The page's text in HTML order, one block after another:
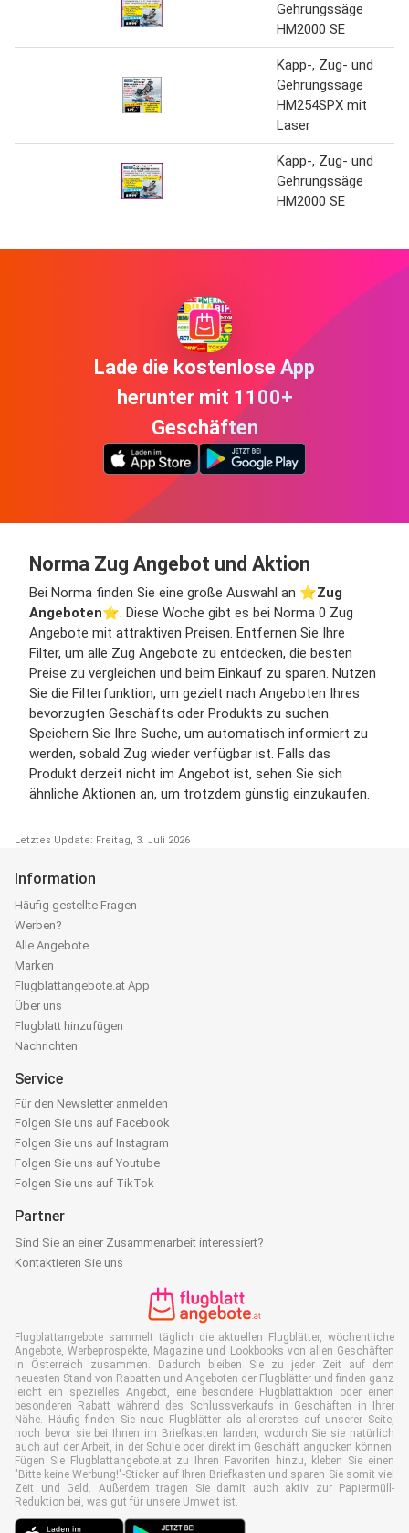
Gehrungssäge
HM2000 SE
Kapp-, Zug- und
Gehrungssäge
HM254SPX mit
Laser
Kapp-, Zug- und
Gehrungssäge
HM2000 SE
Lade die kostenlose App
herunter mit 1100+
Geschäften
Norma Zug Angebot und Aktion
Bei Norma finden Sie eine große Auswahl an ⭐️Zug
Angeboten⭐️. Diese Woche gibt es bei Norma 0 Zug
Angebote mit attraktiven Preisen. Entfernen Sie Ihre
Filter, um alle Zug Angebote zu entdecken, die besten
Preise zu vergleichen und beim Einkauf zu sparen. Nutzen
Sie die Filterfunktion, um gezielt nach Angeboten Ihres
bevorzugten Geschäfts oder Produkts zu suchen.
Speichern Sie Ihre Suche, um automatisch informiert zu
werden, sobald Zug wieder verfügbar ist. Falls das
Produkt derzeit nicht im Angebot ist, sehen Sie sich
ähnliche Aktionen an, um trotzdem günstig einzukaufen.
Letztes Update: Freitag, 3. Juli 2026
Information
Häufig gestellte Fragen
Werben?
Alle Angebote
Marken
Flugblattangebote.at App
Über uns
Flugblatt hinzufügen
Nachrichten
Service
Für den Newsletter anmelden
Folgen Sie uns auf Facebook
Folgen Sie uns auf Instagram
Folgen Sie uns auf Youtube
Folgen Sie uns auf TikTok
Partner
Sind Sie an einer Zusammenarbeit interessiert?
Kontaktieren Sie uns
Flugblattangebote sammelt täglich die aktuellen Flugblätter, wöchentliche
Angebote, Werbeprospekte, Magazine und Lookbooks von allen Geschäften
in Österreich zusammen. Dadurch bleiben Sie zu jeder Zeit auf dem
neuesten Stand von Rabatten und Angeboten der Flugblätter und finden ganz
leicht ein spezielles Angebot, eine besondere Flugblattaktion oder einen
besonderen Rabatt während des Schlussverkaufs in Geschäften in Ihrer
Nähe. Häufig finden Sie neue Flugblätter als allererstes auf unserer Seite,
noch bevor sie bei Ihnen im Briefkasten landen, wodurch Sie sie natürlich
auch auf der Arbeit, in der Schule oder direkt im Geschäft angucken können.
Fügen Sie Flugblattangebote.at zu Ihren Favoriten hinzu, kleben Sie einen
"Bitte keine Werbung!"-Sticker auf Ihren Briefkasten und sparen Sie somit viel
Zeit und Geld. Außerdem tragen Sie damit auch aktiv zur Papiermüll-
Reduktion bei, was gut für unsere Umwelt ist.